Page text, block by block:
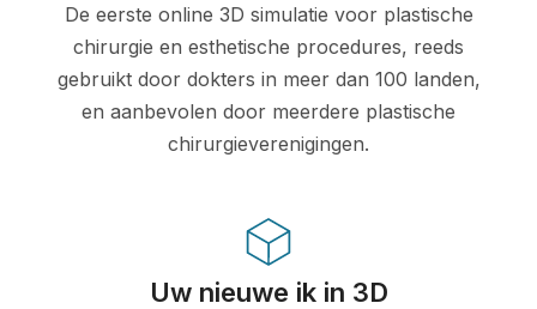
De eerste online 3D simulatie voor plastische
chirurgie en esthetische procedures, reeds
gebruikt door dokters in meer dan 100 landen,
en aanbevolen door meerdere plastische
chirurgieverenigingen.
Uw nieuwe ik in 3D